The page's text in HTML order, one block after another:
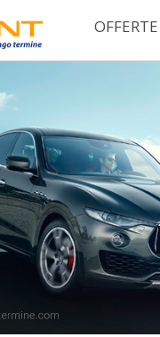
OFFERTE
Maserati